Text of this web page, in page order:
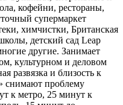
кофейни, рестораны,
супермаркет
химчистки, Британская
детский сад Leap
другие. Занимает
культурном и деловом
развязка и близость к
снимают проблему
к метро, 25 минут к